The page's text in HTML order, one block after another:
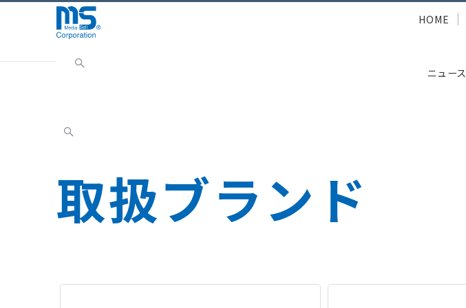
ニュース
HOME
取扱ブランド